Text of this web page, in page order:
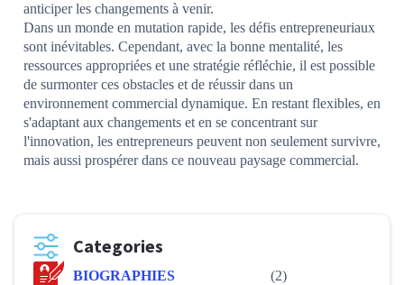
anticiper les changements à venir.
Dans un monde en mutation rapide, les défis entrepreneuriaux
sont inévitables. Cependant, avec la bonne mentalité, les
ressources appropriées et une stratégie réfléchie, il est possible
de surmonter ces obstacles et de réussir dans un
environnement commercial dynamique. En restant flexibles, en
s'adaptant aux changements et en se concentrant sur
l'innovation, les entrepreneurs peuvent non seulement survivre,
mais aussi prospérer dans ce nouveau paysage commercial.
Categories
BIOGRAPHIES
(2)